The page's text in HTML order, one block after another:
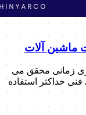
ماشین آلات
زمانی محقق می
حداکثر استفاده